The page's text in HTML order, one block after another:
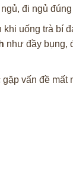
đi ngủ
uống trà bí
như đầy bụng,
vấn đề mất